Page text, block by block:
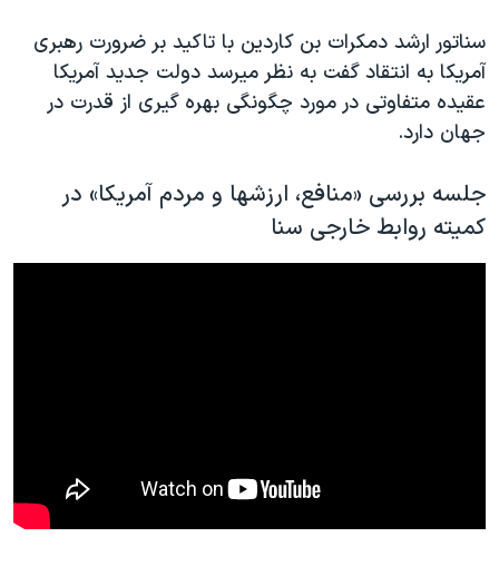
سناتور ارشد دمکرات بن کاردین با تاکید بر ضرورت رهبری
آمریکا به انتقاد گفت به نظر میرسد دولت جدید آمریکا
عقیده متفاوتی در مورد چگونگی بهره گیری از قدرت در
جهان دارد.
جلسه بررسی «منافع، ارزشها و مردم آمریکا» در
کمیته روابط خارجی سنا